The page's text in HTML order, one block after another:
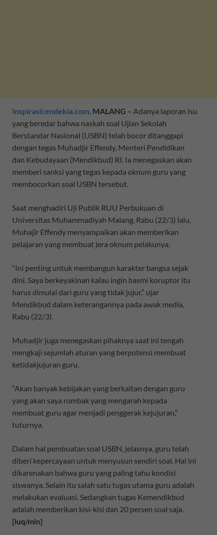
Inspirasicendekia.com, MALANG – Adanya laporan isu
yang beredar bahwa naskah soal Ujian Sekolah
Berstandar Nasional (USBN) telah bocor ditanggapi
dengan tegas Muhadjir Effendy, Menteri Pendidikan
dan Kebudayaan (Mendikbud) RI. Ia menegaskan akan
memberi sanksi yang tegas kepada oknum guru yang
membocorkan soal USBN tersebut.
Saat menghadiri Uji Publik RUU Perbukuan di
Universitas Muhammadiyah Malang, Rabu (22/3) lalu,
Muhajir Effendy menyampaikan akan memberikan
pelajaran yang membuat jera oknum pelakunya.
“Ini penting untuk membangun karakter bangsa sejak
dini. Saya berkeyakinan kalau ingin basmi koruptor itu
harus dimulai dari guru yang tidak jujur,” ujar
Mendikbud dalam keterangannya pada awak media,
Rabu (22/3).
Muhadjir juga menegaskan pihaknya saat ini tengah
mengkaji sejumlah aturan yang berpotensi membuat
ketidakjujuran guru.
“Akan banyak kebijakan yang berkaitan dengan guru
yang akan saya rombak yang mengarah kepada
membuat guru agar menjadi penggerak kejujuran,”
tuturnya.
Dalam hal pembuatan soal USBN, jelasnya, guru telah
diberi kepercayaan untuk menyusun sendiri soal. Hal ini
dikarenakan bahwa guru yang paling tahu kondisi
siswanya. Selain itu salah satu tugas utama guru adalah
melakukan evaluasi. Sedangkan tugas Kemendikbud
adalah memberikan kisi-kisi dan 20 persen soal saja.
[luq/min]